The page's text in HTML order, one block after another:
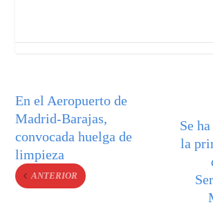
En el Aeropuerto de
Madrid-Barajas,
convocada huelga de
limpieza
ANTERIOR
Se
la